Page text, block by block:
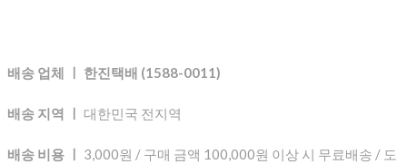
배송 업체 ㅣ 한진택배 (1588-0011)
배송 지역 ㅣ 대한민국 전지역
배송 비용 ㅣ 3,000원 / 구매 금액 100,000원 이상 시 무료배송 / 도